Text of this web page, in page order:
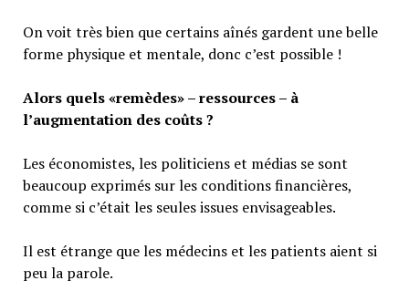
On voit très bien que certains aînés gardent une belle
forme physique et mentale, donc c’est possible !
Alors quels «remèdes» – ressources – à
l’augmentation des coûts ?
Les économistes, les politiciens et médias se sont
beaucoup exprimés sur les conditions financières,
comme si c’était les seules issues envisageables.
Il est étrange que les médecins et les patients aient si
peu la parole.